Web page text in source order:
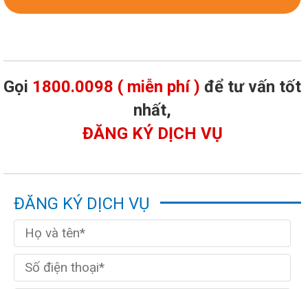
Gọi 1800.0098 ( miễn phí ) để tư vấn tốt
nhất,
ĐĂNG KÝ DỊCH VỤ
ĐĂNG KÝ DỊCH VỤ